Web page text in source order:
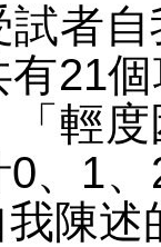
者
21
輕
、1
陳述